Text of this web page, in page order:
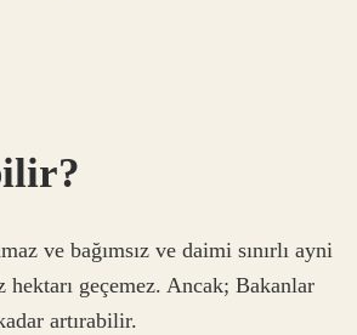
ve bağımsız ve daimi sınırlı ayni
hektarı geçemez. Ancak; Bakanlar
artırabilir.